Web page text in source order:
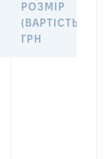
РОЗМІР
(ВАРТІСТЬ),
ГРН